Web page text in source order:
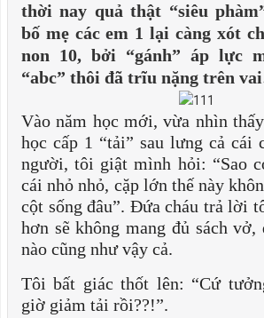
thời nay quả thật “siêu
bố mẹ các em 1 lại càng xót
non 10, bởi “gánh” áp lực
“abc” thôi đã trĩu nặng trên
Vào năm học mới, vừa nhìn
học cấp 1 “tải” sau lưng cả cái
người, tôi giật mình hỏi: “Sao
cái nhỏ nhỏ, cặp lớn thế này
cột sống đâu”. Đứa cháu trả lời
hơn sẽ không mang đủ sách vở,
nào cũng như vậy cả.
Tôi bất giác thốt lên: “Cứ
giờ giảm tải rồi??!”.